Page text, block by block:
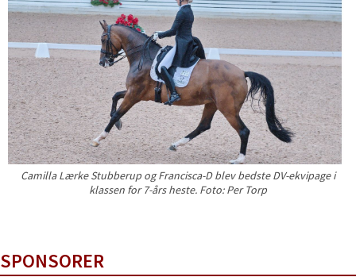
Camilla Lærke Stubberup og Francisca-D blev bedste DV-ekvipage i
klassen for 7-års heste. Foto: Per Torp
SPONSORER